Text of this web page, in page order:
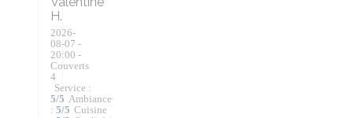
H
2026-
08-07 -
20:00 -
Couverts
4
Service :
5/5 Ambiance
: 5/5 Cuisine